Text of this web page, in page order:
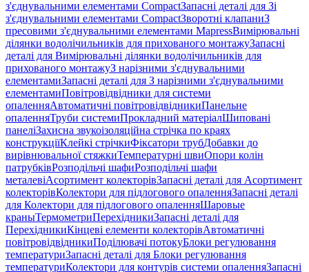
з'єднувальними елементами CompactЗапасні деталі для Зі
з'єднувальними елементами CompactЗворотні клапаниЗ
пресовими з'єднувальними елементами MapressВимірювальні
ділянки водолічильників для прихованого монтажуЗапасні
деталі для Вимірювальні ділянки водолічильників для
прихованого монтажуЗ нарізними з'єднувальними
елементамиЗапасні деталі для З нарізними з'єднувальними
елементамиПовітровідвідники для системи
опаленняАвтоматичні повітровідвідникиПанельне
опаленняТруби системиПрокладний матеріалШиповані
панеліЗахисна звукоізоляційна стрічка по краях
конструкціїКлейкі стрічкиФіксатори трубДобавки до
вирівнювальної стяжкиТемпературні швиОпори колін
патрубківРозподільчі шафиРозподільчі шафи
металевіАсортимент колекторівЗапасні деталі для Асортимент
колекторівКолектори для підлогового опаленняЗапасні деталі
для Колектори для підлогового опаленняШаровые
краныТермометриПерехідникиЗапасні деталі для
ПерехідникиКінцеві елементи колекторівАвтоматичні
повітровідвідникиПоділювачі потокуБлоки регулювання
температуриЗапасні деталі для Блоки регулювання
температуриКолектори для контурів системи опаленняЗапасні